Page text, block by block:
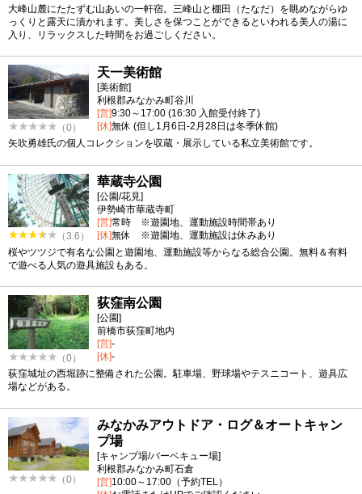
大峰山麓にたたずむ山あいの一軒宿。三峰山と棚田（たなだ）を眺めながらゆ
っくりと露天に漬かれます。美しさを保つことができるといわれる美人の湯に
入り、リラックスした時間をお過ごしください。
（0）
天一美術館
[美術館]
利根郡みなかみ町谷川
[営]9:30～17:00 (16:30 入館受付終了)
[休]無休 (但し1月6日-2月28日は冬季休館)
矢吹勇雄氏の個人コレクションを収蔵・展示している私立美術館です。
（3.6）
華蔵寺公園
[公園/花見]
伊勢崎市華蔵寺町
[営]常時 ※遊園地、運動施設時間帯あり
[休]無休 ※遊園地、運動施設は休みあり
桜やツツジで有名な公園と遊園地、運動施設等からなる総合公園。無料＆有料
で遊べる人気の遊具施設もある。
（0）
荻窪南公園
[公園]
前橋市荻窪町地内
[営]-
[休]-
荻窪城址の西堀跡に整備された公園。駐車場、野球場やテスニコート、遊具広
場などがある。
（0）
みなかみアウトドア・ログ＆オートキャン
プ場
[キャンプ場/バーベキュー場]
利根郡みなかみ町石倉
[営]10:00～17:00（予約TEL）